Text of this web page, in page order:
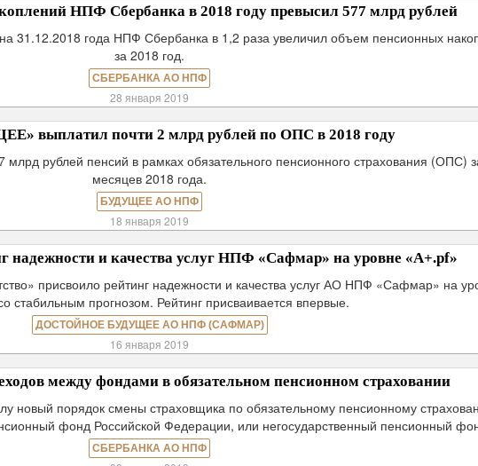
НПФ Сбербанка в 2018 году превысил 577 млрд рублей
31.12.2018 года НПФ Сбербанка в 1,2 раза увеличил объем пенсионных
за 2018 год.
СБЕРБАНКА АО НПФ
28 января 2019
выплатил почти 2 млрд рублей по ОПС в 2018 году
рублей пенсий в рамках обязательного пенсионного страхования (ОПС)
месяцев 2018 года.
БУДУЩЕЕ АО НПФ
18 января 2019
надежности и качества услуг НПФ «Сафмар» на уровне «А+.pf»
присвоило рейтинг надежности и качества услуг АО НПФ «Сафмар» на
стабильным прогнозом. Рейтинг присваивается впервые.
ДОСТОЙНОЕ БУДУЩЕЕ АО НПФ (САФМАР)
16 января 2019
между фондами в обязательном пенсионном страховании
новый порядок смены страховщика по обязательному пенсионному
фонд Российской Федерации, или негосударственный пенсионный
СБЕРБАНКА АО НПФ